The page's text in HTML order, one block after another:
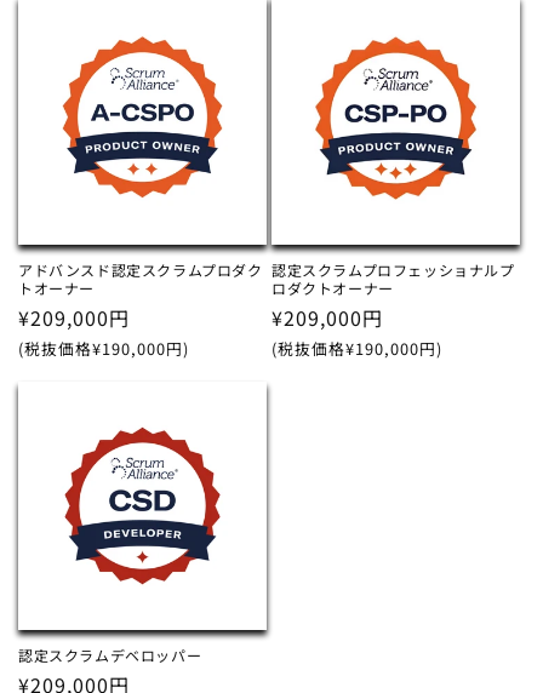
アドバンスド認定スクラムプロダク
トオーナー
通
常
¥209,000円
(税抜価格¥190,000円)
認定スクラムプロフェッショナルプ
ロダクトオーナー
通
常
¥209,000円
(税抜価格¥190,000円)
認定スクラムデベロッパー
通
¥209,000円